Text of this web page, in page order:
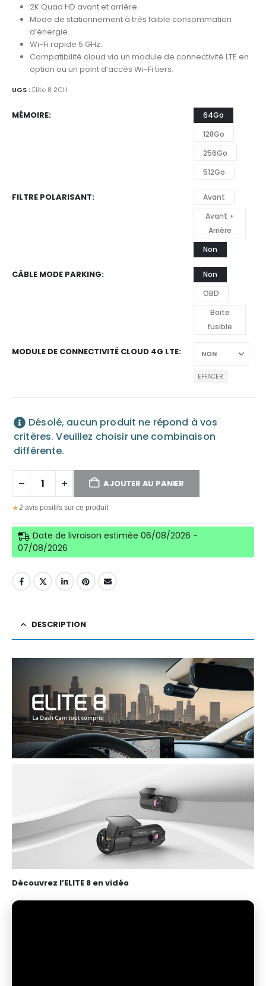
369.00€
2K Quad HD avant et arrière.
Mode de stationnement à très faible consommation
d’énergie.
Wi-Fi rapide 5 GHz.
Compatibilité cloud via un module de connectivité LTE en
option ou un point d’accès Wi-Fi tiers.
UGS : Elite 8 2CH
MÉMOIRE
64Go
128Go
256Go
512Go
FILTRE POLARISANT
Avant
Avant +
Arrière
Non
CÂBLE MODE PARKING
Non
OBD
Boite
fusible
MODULE DE CONNECTIVITÉ CLOUD 4G LTE
EFFACER
Désolé, aucun produit ne répond à vos
critères. Veuillez choisir une combinaison
différente.
AJOUTER AU PANIER
★2 avis positifs sur ce produit
Date de livraison estimée 06/08/2026 -
07/08/2026
DESCRIPTION
Découvrez l’ELITE 8 en vidéo